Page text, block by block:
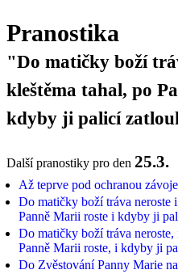
Pranostika
"Do matičky boží
kleštěma tahal, po
kdyby ji palicí
Další pranostiky pro den 25.3.
Až teprve pod ochranou
Do matičky boží tráva neroste
Panně Marii roste i kdyby ji
Do matičky boží tráva
Panně Marii roste, i kdyby ji
Do Zvěstování Panny Marie